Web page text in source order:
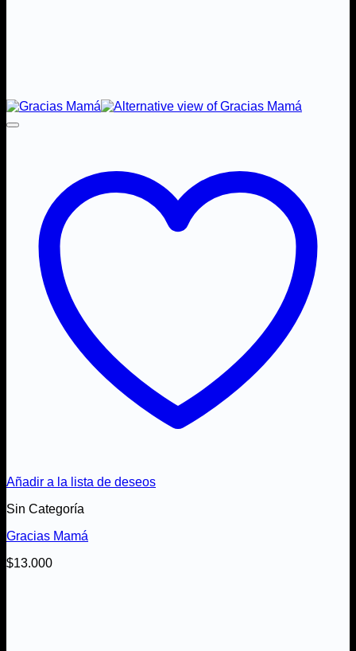
Añadir a la lista de deseos
Sin Categoría
Gracias Mamá
$13.000